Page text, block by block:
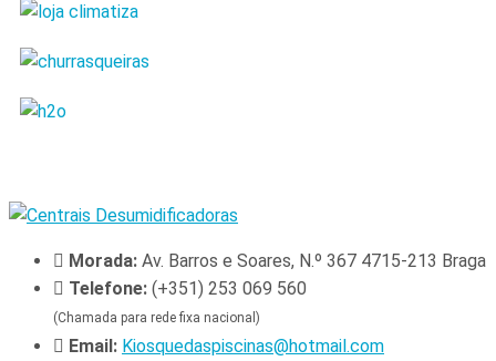
Morada: Av. Barros e Soares, N.º 367 4715-213 Braga
Telefone: (+351) 253 069 560
(Chamada para rede fixa nacional)
Email: Kiosquedaspiscinas@hotmail.com